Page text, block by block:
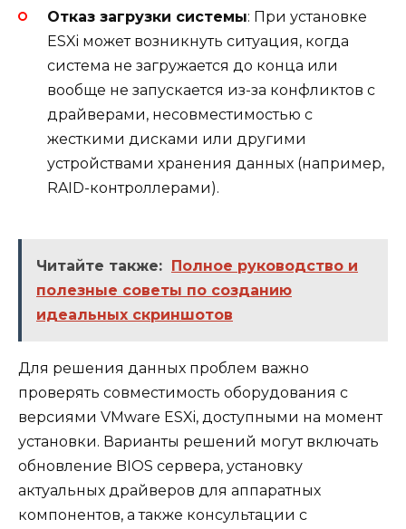
Отказ загрузки системы: При установке
ESXi может возникнуть ситуация, когда
система не загружается до конца или
вообще не запускается из-за конфликтов с
драйверами, несовместимостью с
жесткими дисками или другими
устройствами хранения данных (например,
RAID-контроллерами).
Читайте также: Полное руководство и
полезные советы по созданию
идеальных скриншотов
Для решения данных проблем важно
проверять совместимость оборудования с
версиями VMware ESXi, доступными на момент
установки. Варианты решений могут включать
обновление BIOS сервера, установку
актуальных драйверов для аппаратных
компонентов, а также консультации с